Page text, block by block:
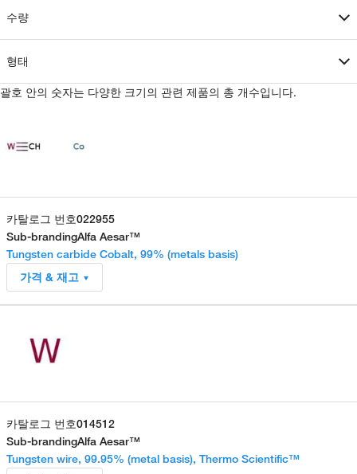
수량
형태
괄호 안의 숫자는 다양한 크기의 관련 제품의 총 개수입니다.
카탈로그 번호022955
Sub-brandingAlfa Aesar™
Tungsten carbide Cobalt, 99% (metals basis)
가격 & 재고
카탈로그 번호014512
Sub-brandingAlfa Aesar™
Tungsten wire, 99.95% (metal basis), Thermo Scientific™